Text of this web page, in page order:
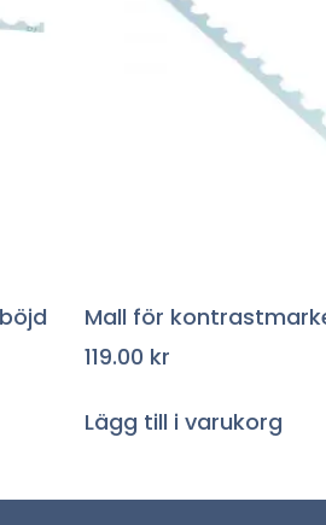
Mall för
119.00 kr
Lägg till i varukorg